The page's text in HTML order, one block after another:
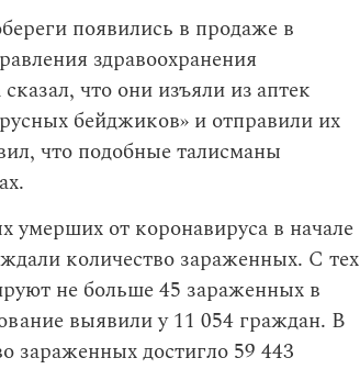
появились в продаже в
здравоохранения
что они изъяли из аптек
бейджиков» и отправили их
что подобные талисманы
умерших от коронавируса в начале
количество зараженных. С тех
не больше 45 зараженных в
выявили у 11 054 граждан. В
зараженных достигло 59 443